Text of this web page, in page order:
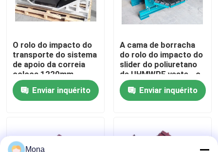
Controle de Qualidade
Fale Conosco
notícias
Forro cerâmico da alumina
O rolo do impacto do
transporte do sistema
de apoio da correia
coloca 1220mm
1400mm 1500mm
Enviar inquérito
A cama de borracha
do rolo do impacto do
slider do poliuretano
de UHMWPE veste - o
amortecedor ajustável
resistenteEnviar inquérito
Mona